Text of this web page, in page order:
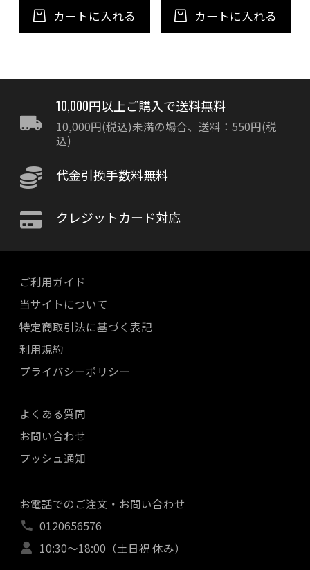
カートに入れる カートに入れる
10,000円以上ご購入で送料無料
10,000円(税込)未満の場合、送料：550円(税
込)
代金引換手数料無料
クレジットカード対応
ご利用ガイド
当サイトについて
特定商取引法に基づく表記
利用規約
プライバシーポリシー
よくある質問
お問い合わせ
プッシュ通知
お電話でのご注文・お問い合わせ
0120656576
10:30～18:00（土日祝 休み）